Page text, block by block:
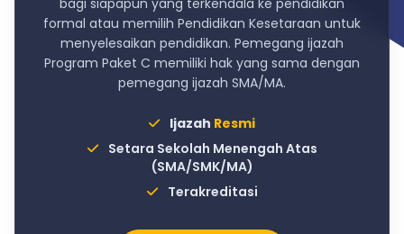
bagi siapapun yang terkendala ke pendidikan
formal atau memilih Pendidikan Kesetaraan untuk
menyelesaikan pendidikan. Pemegang ijazah
Program Paket C memiliki hak yang sama dengan
pemegang ijazah SMA/MA.
Ijazah Resmi
Setara Sekolah Menengah Atas
(SMA/SMK/MA)
Terakreditasi